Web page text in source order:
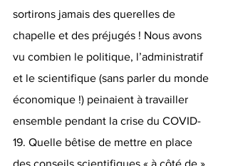
sortirons jamais des querelles de
chapelle et des préjugés ! Nous avons
vu combien le politique, l’administratif
et le scientifique (sans parler du monde
économique !) peinaient à travailler
ensemble pendant la crise du COVID-
19. Quelle bêtise de mettre en place